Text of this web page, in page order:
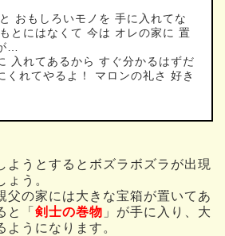
おもしろいモノを 手に入れてな
とにはなくて 今は オレの家に 置
…
入れてあるから すぐ分かるはずだ
くれてやるよ！ マロンの礼さ 好き
ようとするとボズラボズラが出現
ょう。
父の家には大きな宝箱が置いてあ
と「 剣士の巻物 」が手に入り、大
ようになります。